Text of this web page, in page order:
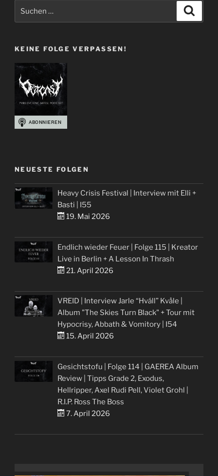
Zusammen“
KEINE FOLGE VERPASSEN!
NEUESTE FOLGEN
Heavy Crisis Festival | Interview mit Elli +
Basti | I55
19. Mai 2026
Endlich wieder Feuer | Folge 115 | Kreator
Live in Berlin + A Lesson In Thrash
21. April 2026
VREID | Interview Jarle “Hváll” Kvåle |
Album "The Skies Turn Black" + Tour mit
Hypocrisy, Abbath & Vomitory | I54
15. April 2026
Gesichtstofu | Folge 114 | GAEREA Album
Review | Tipps Grade 2, Exodus,
Hellripper, Axel Rudi Pell, Violet Grohl |
R.I.P. Ross The Boss
7. April 2026